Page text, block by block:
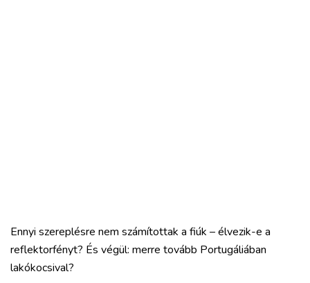
Ennyi szereplésre nem számítottak a fiúk – élvezik-e a
reflektorfényt? És végül: merre tovább Portugáliában
lakókocsival?